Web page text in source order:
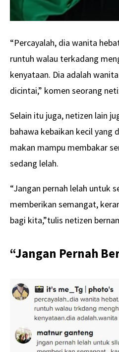
“Percayalah, dia wanita
runtuh walau terkadang
kenyataan. Dia adalah
dicintai,” komen seorang
Selain itu juga, netizen lain
bahawa kebaikan kecil yang
makan mampu membakar
sedang lelah.
“Jangan pernah lelah untuk
memberikan semangat,
bagi kita,”tulis netizen
“Jangan Pernah